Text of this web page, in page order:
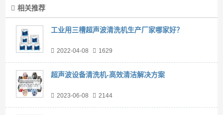
相关推荐
工业用三槽超声波清洗机生产厂家哪家好？
2022-04-08 1629
超声波设备清洗机-高效清洁解决方案
2023-06-08 2144